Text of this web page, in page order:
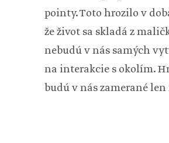
pointy. Toto hrozilo v
že život sa skladá z
nebudú v nás samých
na interakcie s okolím.
budú v nás zamerané